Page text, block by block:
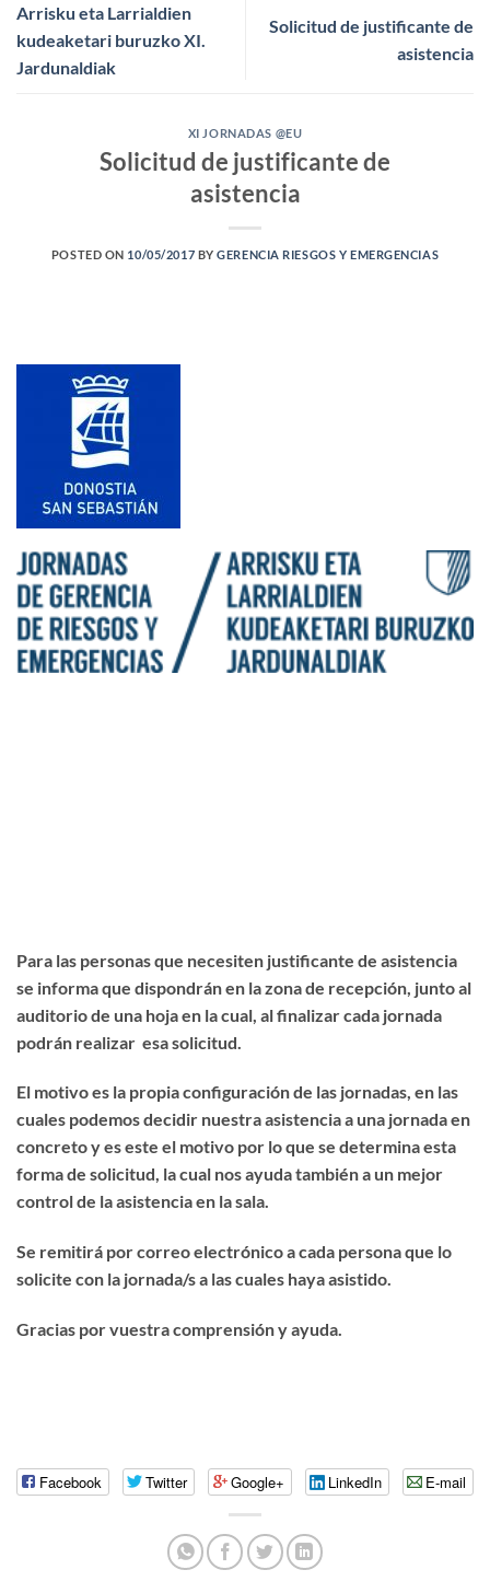
Arrisku eta Larrialdien
kudeaketari buruzko XI.
Jardunaldiak
Solicitud de justificante de
asistencia
XI JORNADAS @EU
Solicitud de justificante de
asistencia
POSTED ON 10/05/2017 BYGERENCIA RIESGOS Y EMERGENCIAS
Para las personas que necesiten justificante de asistencia
se informa que dispondrán en la zona de recepción, junto al
auditorio de una hoja en la cual, al finalizar cada jornada
podrán realizar esa solicitud.
El motivo es la propia configuración de las jornadas, en las
cuales podemos decidir nuestra asistencia a una jornada en
concreto y es este el motivo por lo que se determina esta
forma de solicitud, la cual nos ayuda también a un mejor
control de la asistencia en la sala.
Se remitirá por correo electrónico a cada persona que lo
solicite con la jornada/s a las cuales haya asistido.
Gracias por vuestra comprensión y ayuda.
Facebook Twitter Google+ LinkedIn E-mail